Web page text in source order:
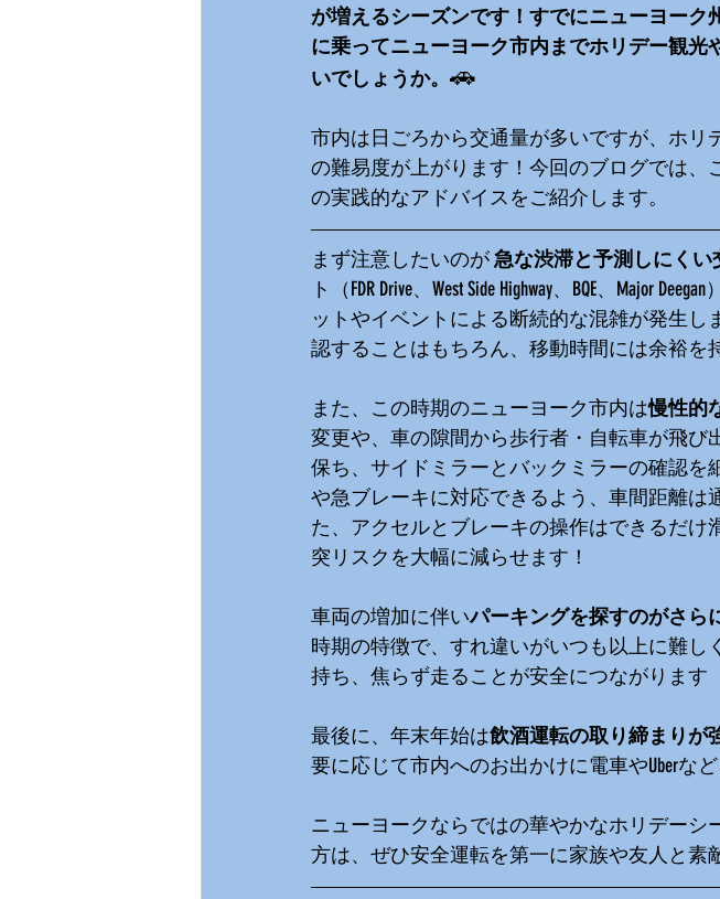
が増えるシーズンです！すでにニューヨー
に乗ってニューヨーク市内までホリデー観
いでしょうか。 🚗
市内は日ごろから交通量が多いですが、ホ
の難易度が上がります！今回のブログでは
の実践的なアドバイスをご紹介します。
まず注意したいのが 急な渋滞と予測しにくい
ト（FDR Drive、West Side Highway、BQE、Major
ットやイベントによる断続的な混雑が発生し
認することはもちろん、移動時間には余裕を
また、この時期のニューヨーク市内は慢性的
変更や、車の隙間から歩行者・自転車が飛び
保ち、サイドミラーとバックミラーの確認
や急ブレーキに対応できるよう、車間距離は
た、アクセルとブレーキの操作はできるだ
突リスクを大幅に減らせます！
車両の増加に伴いパーキングを探すのがさら
時期の特徴で、すれ違いがいつも以上に難
持ち、焦らず走ることが安全につながります
最後に、年末年始は飲酒運転の取り締まりが
要に応じて市内へのお出かけに電車やUberな
ニューヨークならではの華やかなホリデー
方は、ぜひ安全運転を第一に家族や友人と素